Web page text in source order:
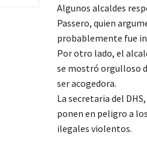
Algunos alcaldes
Passero, quien
probablemente fue
Por otro lado, el
se mostró orgulloso
ser acogedora.
La secretaria del
ponen en peligro a
ilegales violentos.